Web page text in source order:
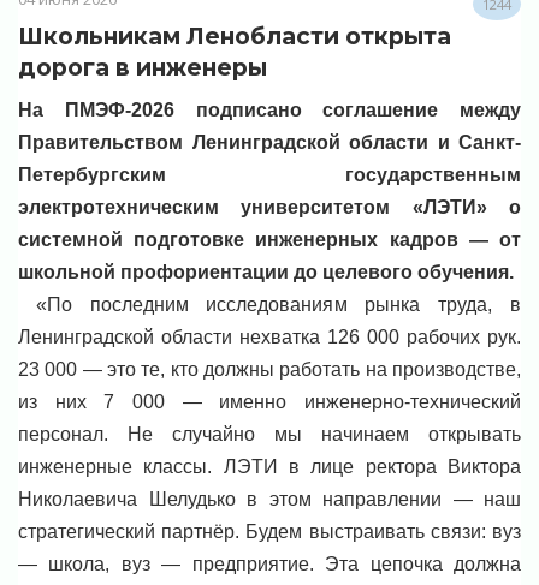
1244
Школьникам Ленобласти открыта
дорога в инженеры
На ПМЭФ-2026 подписано соглашение между
Правительством Ленинградской области и Санкт-
Петербургским государственным
электротехническим университетом «ЛЭТИ» о
системной подготовке инженерных кадров — от
школьной профориентации до целевого обучения.
«По последним исследованиям рынка труда, в
Ленинградской области нехватка 126 000 рабочих рук.
23 000 — это те, кто должны работать на производстве,
из них 7 000 — именно инженерно-технический
персонал. Не случайно мы начинаем открывать
инженерные классы. ЛЭТИ в лице ректора Виктора
Николаевича Шелудько в этом направлении — наш
стратегический партнёр. Будем выстраивать связи: вуз
— школа, вуз — предприятие. Эта цепочка должна